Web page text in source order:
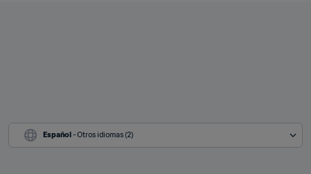
Español - Otros idiomas (2)